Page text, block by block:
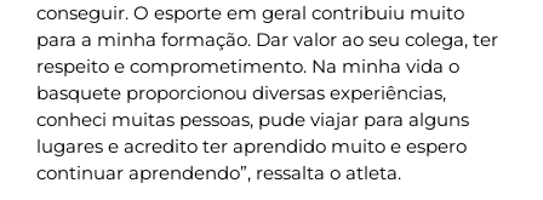
conseguir. O esporte em geral contribuiu muito
para a minha formação. Dar valor ao seu colega, ter
respeito e comprometimento. Na minha vida o
basquete proporcionou diversas experiências,
conheci muitas pessoas, pude viajar para alguns
lugares e acredito ter aprendido muito e espero
continuar aprendendo”, ressalta o atleta.